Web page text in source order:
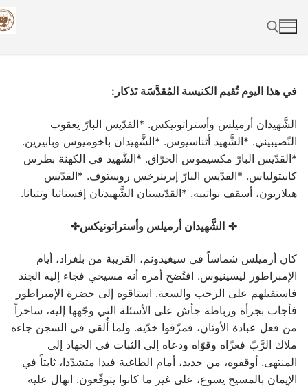
Skip
to
Search for:
في هذا اليوم تُقيم الكنيسة المُقدَّسَة تَذكار:
الشَّهيدان أرميلس وأستراتونيكس. *القدّيس البارّ يعقوب
النّصيبيني. *الشَّهيد أثناسيوس. *الشَّهيدان باخوميوس وبابيرين.
*القدّيس البارّ مكسيموس الحرّاق. *الشَّهيد في الكهنة بطرس
كابيتولياس. *القدّيس البارّ إيرينرخس روستوف. *القدّيس
هيلاريون، أسقف بواتييه. *القدّيستان الشَّهيدتان إفستاثيا وتتيانا.
✤ الشَّهيدان أرميلس وأستراتونيكس✤
كان أرميلس شماساً في سيغيدونم، القريبة من بلغراد، أيام
الإمبراطور ليسينيوس. افتُضح أمره أنه مسيحي فجاء إليه الجند
فاستقبلهم على الرحب والسعة. استاقوه إلى حضرة الإمبراطور
فأجاب بجرأة ورباطة جأش على الأسئلة التي وجّهها إليه، ساخراً
من فعل عبادة الأوثان، فمزّقوا خدّيه. ولما أُلقي في السجن جاءه
ملاك الرَّبّ فعزّاه وقوّاه ودعاه إلى الثبات في الجهاد إلى
المنتهى. أوقفوه، من جديد، أمام الطاغية فبدا متشدّدا، ثابتاً في
الإيمان بالمسيح يسوع، على غير ما كانوا يتوقّعون. انهال عليه